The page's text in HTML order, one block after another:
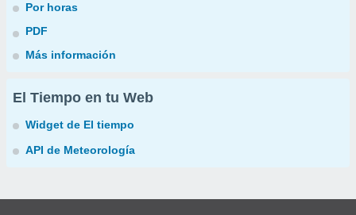
Por horas
PDF
Más información
El Tiempo en tu Web
Widget de El tiempo
API de Meteorología